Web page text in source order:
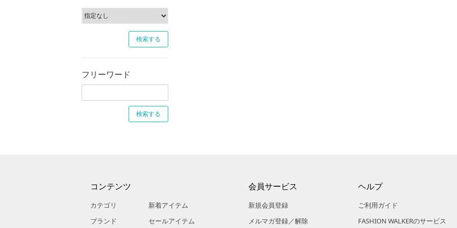
フリーワード
コンテンツ
カテゴリ
ブランド
新着アイテム
セールアイテム
会員サービス
新規会員登録
メルマガ登録／解除
ヘルプ
ご利用ガイド
FASHION WALKERのサービス